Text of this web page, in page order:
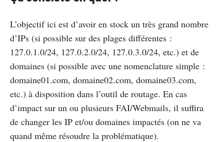
L’objectif ici est d’avoir en stock un très grand nombre
d’IPs (si possible sur des plages différentes :
127.0.1.0/24, 127.0.2.0/24, 127.0.3.0/24, etc.) et de
domaines (si possible avec une nomenclature simple :
domaine01.com, domaine02.com, domaine03.com,
etc.) à disposition dans l’outil de routage. En cas
d’impact sur un ou plusieurs FAI/Webmails, il suffira
de changer les IP et/ou domaines impactés (on ne va
quand même résoudre la problématique).